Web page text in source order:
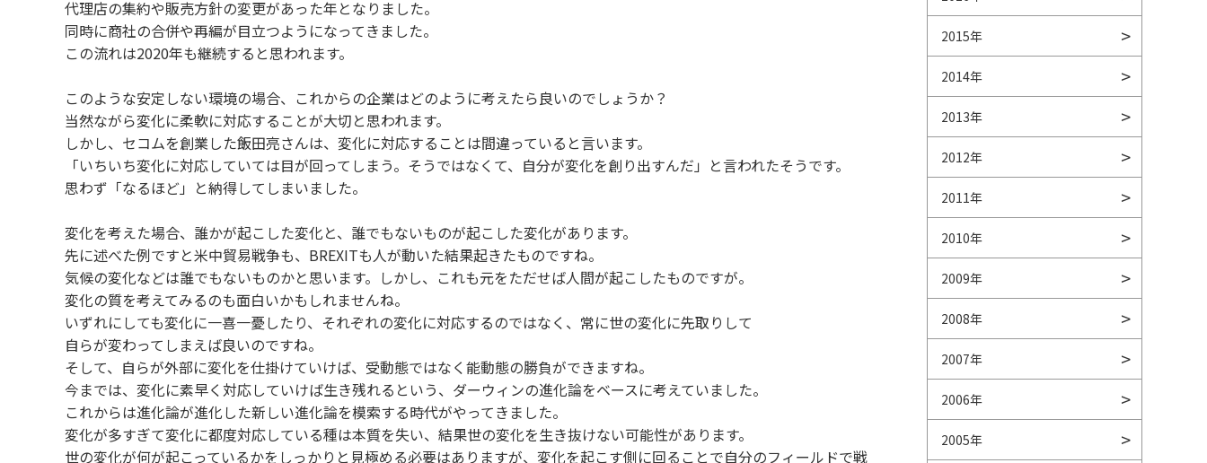
代理店の集約や販売方針の変更があった年となりました。
同時に商社の合併や再編が目立つようになってきました。
この流れは2020年も継続すると思われます。
このような安定しない環境の場合、これからの企業はどのように考えたら良いのでしょうか？
当然ながら変化に柔軟に対応することが大切と思われます。
しかし、セコムを創業した飯田亮さんは、変化に対応することは間違っていると言います。
「いちいち変化に対応していては目が回ってしまう。そうではなくて、自分が変化を創り出すんだ」と言われたそうです。
思わず「なるほど」と納得してしまいました。
変化を考えた場合、誰かが起こした変化と、誰でもないものが起こした変化があります。
先に述べた例ですと米中貿易戦争も、BREXITも人が動いた結果起きたものですね。
気候の変化などは誰でもないものかと思います。しかし、これも元をただせば人間が起こしたものですが。
変化の質を考えてみるのも面白いかもしれませんね。
いずれにしても変化に一喜一憂したり、それぞれの変化に対応するのではなく、常に世の変化に先取りして
自らが変わってしまえば良いのですね。
そして、自らが外部に変化を仕掛けていけば、受動態ではなく能動態の勝負ができますね。
今までは、変化に素早く対応していけば生き残れるという、ダーウィンの進化論をベースに考えていました。
これからは進化論が進化した新しい進化論を模索する時代がやってきました。
変化が多すぎて変化に都度対応している種は本質を失い、結果世の変化を生き抜けない可能性があります。
世の変化が何が起こっているかをしっかりと見極める必要はありますが、変化を起こす側に回ることで自分のフィールドで戦
2015年
2014年
2013年
2012年
2011年
2010年
2009年
2008年
2007年
2006年
2005年